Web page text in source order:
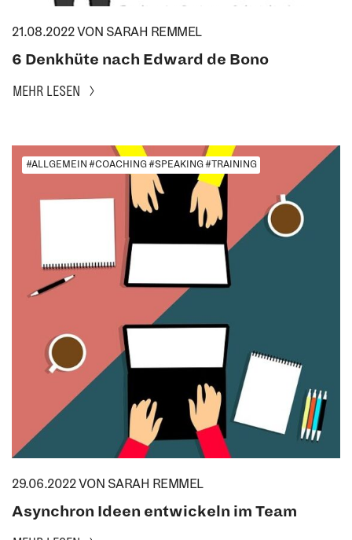
21.08.2022 VON SARAH REMMEL
6 Denkhüte nach Edward de Bono
MEHR LESEN
#ALLGEMEIN #COACHING #SPEAKING #TRAINING
29.06.2022 VON SARAH REMMEL
Asynchron Ideen entwickeln im Team